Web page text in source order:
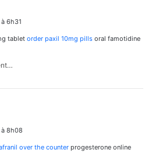
6h31
tablet order paxil 10mg pills oral famotidine
8h08
over the counter progesterone online